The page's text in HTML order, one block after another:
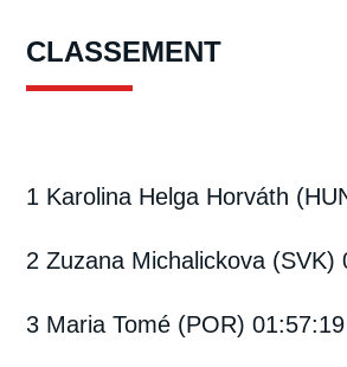
CLASSEMENT
1 Karolina Helga Horváth
2 Zuzana Michalickova (SVK)
3 Maria Tomé (POR) 01:57:19